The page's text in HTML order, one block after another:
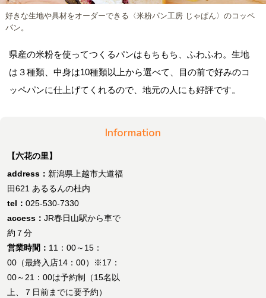
好きな生地や具材をオーダーできる〈米粉パン工房 じゃぱん〉のコッペ
パン。
県産の米粉を使ってつくるパンはもちもち、ふわふわ。生地
は３種類、中身は10種類以上から選べて、目の前で好みのコ
ッペパンに仕上げてくれるので、地元の人にも好評です。
Information
【六花の里】
address： 新潟県上越市大道福
田621 あるるんの杜内
tel： 025-530-7330
access： JR春日山駅から車で
約７分
営業時間： 11：00～15：
00（最終入店14：00）※17：
00～21：00は予約制（15名以
上、７日前までに要予約）